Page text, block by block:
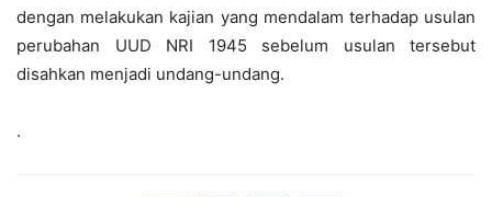
dengan melakukan kajian yang mendalam terhadap usulan
perubahan UUD NRI 1945 sebelum usulan tersebut
disahkan menjadi undang-undang.
.